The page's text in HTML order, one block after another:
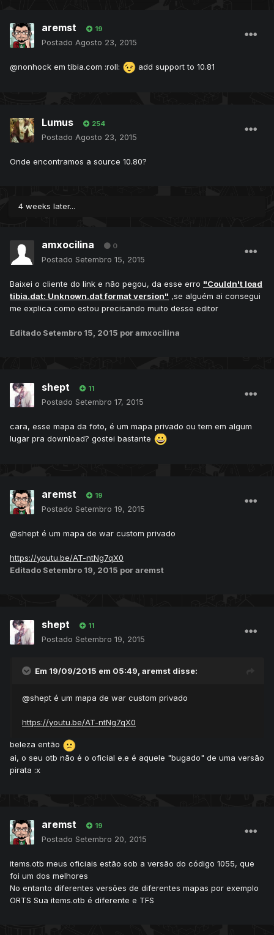
aremst 19
Postado Agosto 23, 2015
@nonhock em tibia.com :roll: add support to 10.81
Lumus 254
Postado Agosto 23, 2015
Onde encontramos a source 10.80?
4 weeks later...
amxocilina 0
Postado Setembro 15, 2015
Baixei o cliente do link e não pegou, da esse erro "Couldn't load
tibia.dat: Unknown.dat format version" ,se alguém ai consegui
me explica como estou precisando muito desse editor​ ​
Editado Setembro 15, 2015 por amxocilina
shept 11
Postado Setembro 17, 2015
cara, esse mapa da foto, é um mapa privado ou tem em algum
lugar pra download? gostei bastante
aremst 19
Postado Setembro 19, 2015
@shept é um mapa de war custom privado
https://youtu.be/AT-ntNg7qX0
Editado Setembro 19, 2015 por aremst
shept 11
Postado Setembro 19, 2015
Em 19/09/2015 em 05:49, aremst disse:
@shept é um mapa de war custom privado
https://youtu.be/AT-ntNg7qX0
beleza então
ai, o seu otb não é o oficial e.e é aquele "bugado" de uma versão
pirata :x
aremst 19
Postado Setembro 20, 2015
items.otb meus oficiais estão sob a versão do código 1055, que
foi um dos melhores
No entanto diferentes versões de diferentes mapas por exemplo
ORTS Sua items.otb é diferente e TFS